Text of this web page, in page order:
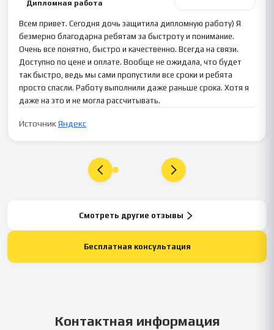
Дипломная работа
Всем привет. Сегодня дочь защитила дипломную работу) Я
безмерно благодарна ребятам за быстроту и понимание.
Очень все понятно, быстро и качественно. Всегда на связи.
Доступно по цене и оплате. Вообще не ожидала, что будет
так быстро, ведь мы сами пропустили все сроки и ребята
просто спасли. Работу выполнили даже раньше срока. Хотя я
даже на это и не могла рассчитывать.
ИсточникЯндекс
Смотреть другие отзывы
Бесплатная консультация
Контактная информация